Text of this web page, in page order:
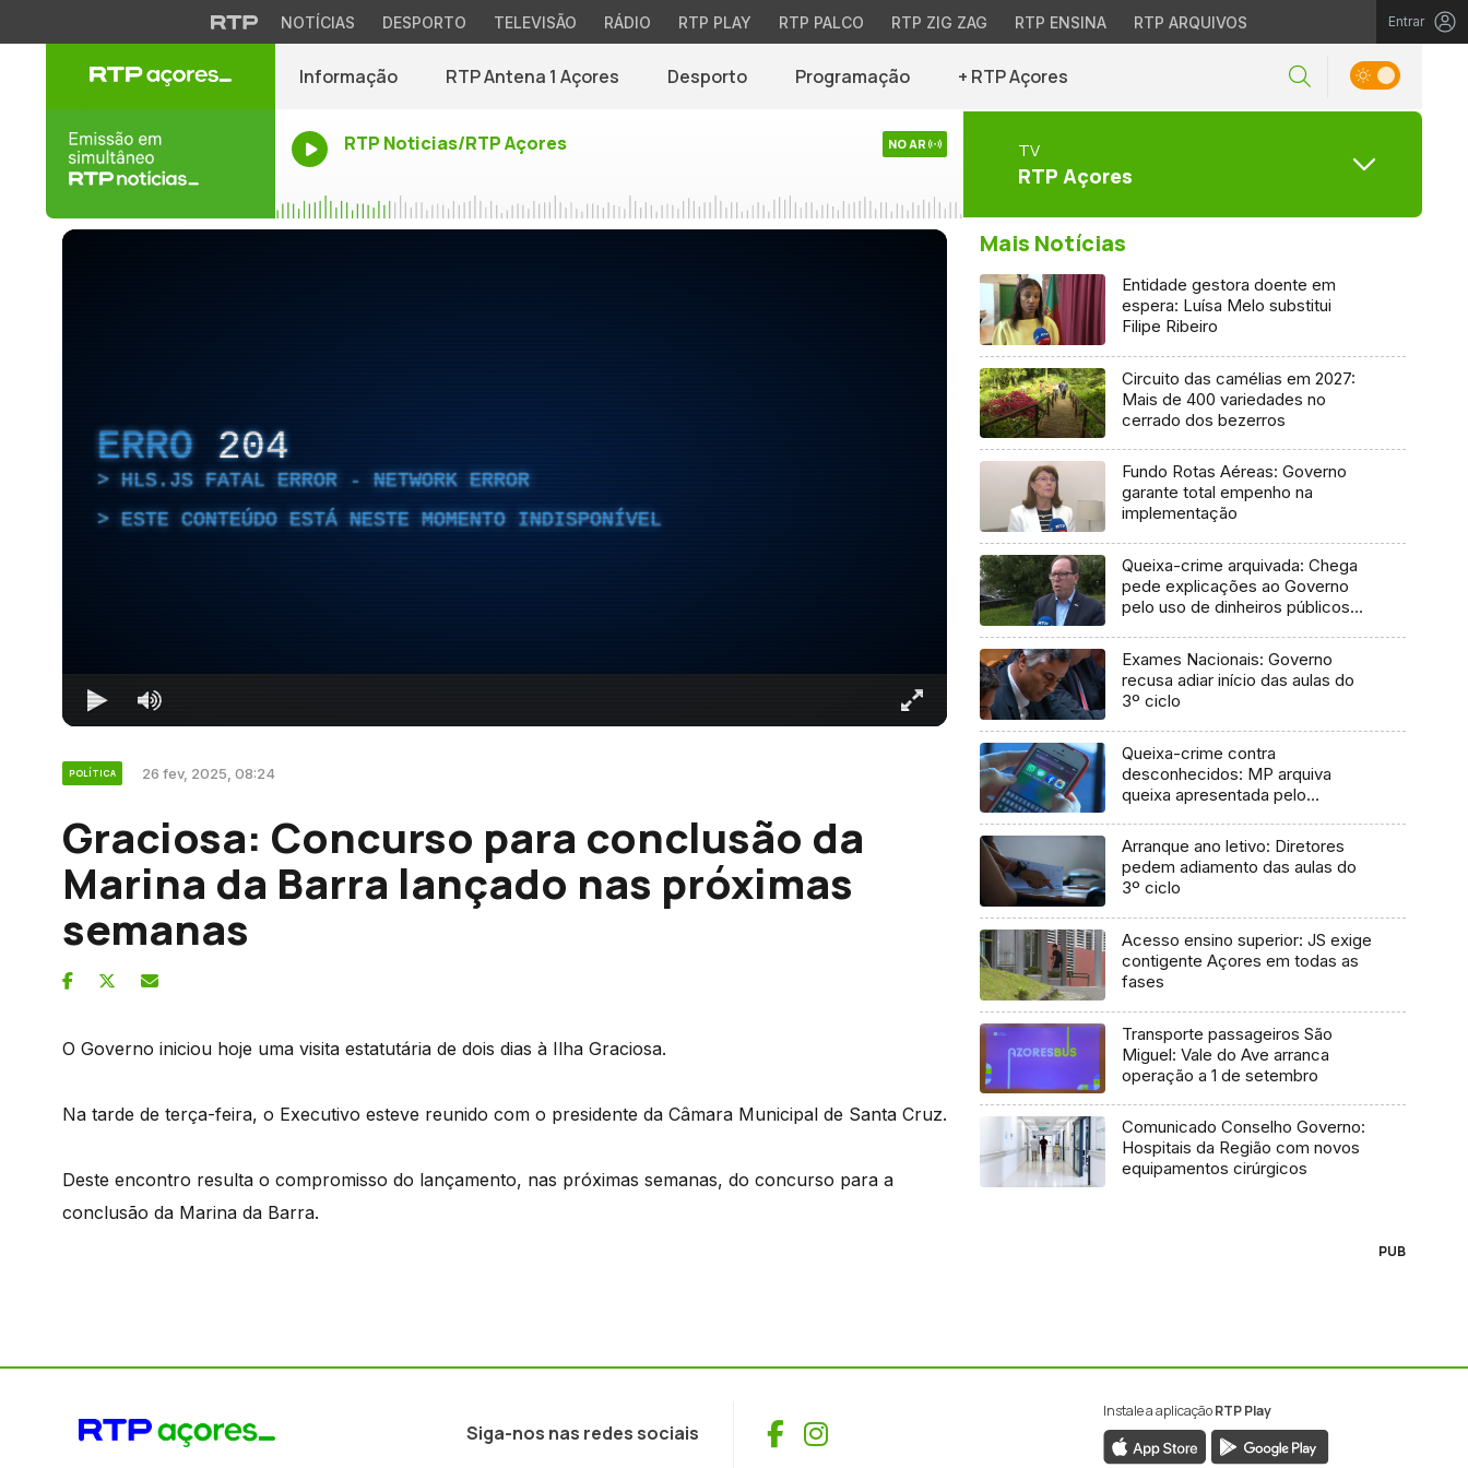
NOTÍCIAS DESPORTO TELEVISÃO RÁDIO RTP PLAY RTP PALCO RTP ZIG ZAG RTP ENSINA RTP ARQUIVOS Entrar
Informação RTP Antena 1 Açores Desporto Programação + RTP Açores
RTP Noticias/RTP Açores NO AR TV
RTP Açores
ERRO 204
HLS.JS FATAL ERROR - NETWORK ERROR
ESTE CONTEÚDO ESTÁ NESTE MOMENTO INDISPONÍVEL
POLÍTICA 26 fev, 2025, 08:24
Graciosa: Concurso para conclusão da
Marina da Barra lançado nas próximas
semanas
O Governo iniciou hoje uma visita estatutária de dois dias à Ilha Graciosa.
Na tarde de terça-feira, o Executivo esteve reunido com o presidente da Câmara Municipal de Santa Cruz.
Deste encontro resulta o compromisso do lançamento, nas próximas semanas, do concurso para a
conclusão da Marina da Barra.
Mais Notícias
Entidade gestora doente em
espera: Luísa Melo substitui
Filipe Ribeiro
Circuito das camélias em 2027:
Mais de 400 variedades no
cerrado dos bezerros
Fundo Rotas Aéreas: Governo
garante total empenho na
implementação
Queixa-crime arquivada: Chega
pede explicações ao Governo
pelo uso de dinheiros públicos
Exames Nacionais: Governo
recusa adiar início das aulas do
3º ciclo
Queixa-crime contra
desconhecidos: MP arquiva
queixa apresentada pelo
Arranque ano letivo: Diretores
pedem adiamento das aulas do
3º ciclo
Acesso ensino superior: JS exige
contigente Açores em todas as
fases
Transporte passageiros São
Miguel: Vale do Ave arranca
operação a 1 de setembro
Comunicado Conselho Governo:
Hospitais da Região com novos
equipamentos cirúrgicos
PUB
Siga-nos nas redes sociais Facebook
Instagram
Instale a aplicaçãoRTP Play